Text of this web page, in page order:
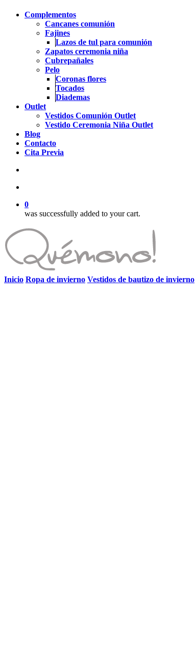
Complementos
Cancanes comunión
Fajines
Lazos de tul para comunión
Zapatos ceremonia niña
Cubrepañales
Pelo
Coronas flores
Tocados
Diademas
Outlet
Vestidos Comunión Outlet
Vestido Ceremonia Niña Outlet
Blog
Contacto
Cita Previa
0
was successfully added to your cart.
Inicio Ropa de invierno Vestidos de bautizo de invierno